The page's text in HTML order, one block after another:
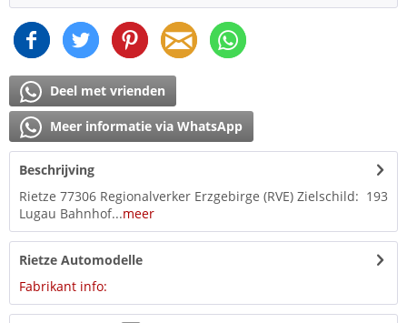
Deel met vrienden
Meer informatie via WhatsApp
Beschrijving
Rietze 77306 Regionalverker Erzgebirge (RVE) Zielschild: 193
Lugau Bahnhof...meer
Rietze Automodelle
Fabrikant info: